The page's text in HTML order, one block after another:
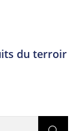
du terroir